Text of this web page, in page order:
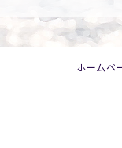
ホームペ